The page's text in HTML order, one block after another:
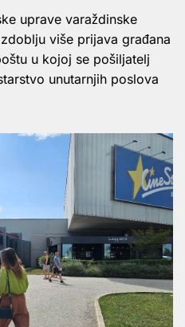
uprave varaždinske
više prijava građana
u kojoj se pošiljatelj
unutarnjih poslova